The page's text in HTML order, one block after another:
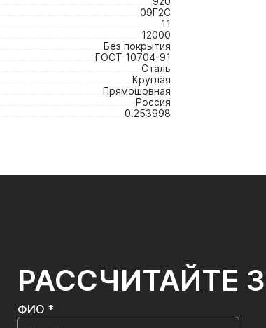
09Г2С
11
12000
Без покрытия
ГОСТ 10704-91
Сталь
Круглая
Прямошовная
Россия
0.253998
РАССЧИТАЙТЕ
ФИО *